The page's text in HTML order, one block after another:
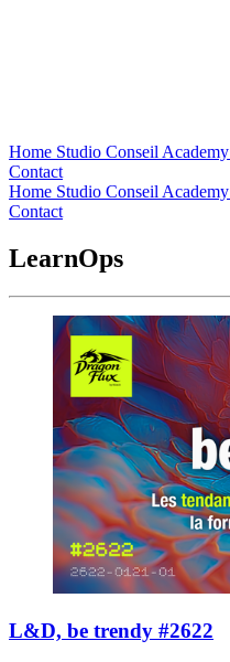
Home Studio Conseil Academy
Contact
Home Studio Conseil Academy
Contact
LearnOps
L&D, be trendy #2622